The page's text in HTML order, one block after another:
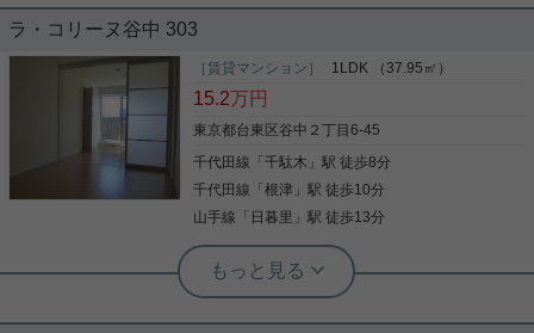
ハイグレードな分譲タワーマンション 周辺環境も良
好で、共用部の設備も高評価 新生活にはオススメで
す。 東（不忍池）向きで眺望を遮るものがありませ
ん。
ラ・コリーヌ谷中 303
［賃貸マンション］ 1LDK （37.95㎡）
15.2万円
東京都台東区谷中２丁目6-45
千代田線 「千駄木 」駅 徒歩8分
千代田線 「根津 」駅 徒歩10分
山手線 「 日暮里 」駅 徒歩13分
根津駅前センター（実用根津ホーム株式会社 根津駅前センター） スタ
ッフ佐藤
人気の谷根千エリア☆最上階1LDK☆